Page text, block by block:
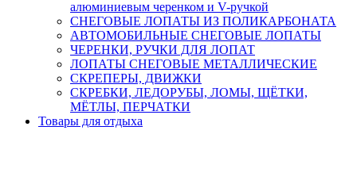
алюминиевым черенком и V-ручкой
СНЕГОВЫЕ ЛОПАТЫ ИЗ ПОЛИКАРБОНАТА
АВТОМОБИЛЬНЫЕ СНЕГОВЫЕ ЛОПАТЫ
ЧЕРЕНКИ, РУЧКИ ДЛЯ ЛОПАТ
ЛОПАТЫ СНЕГОВЫЕ МЕТАЛЛИЧЕСКИЕ
СКРЕПЕРЫ, ДВИЖКИ
СКРЕБКИ, ЛЕДОРУБЫ, ЛОМЫ, ЩЁТКИ,
МЁТЛЫ, ПЕРЧАТКИ
Товары для отдыха